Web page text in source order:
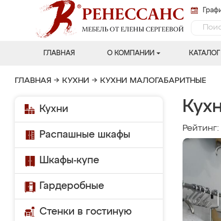
ГЛАВНАЯ О КОМПАНИИ КАТАЛОГ
ГЛАВНАЯ → КУХНИ → КУХНИ МАЛОГАБАРИТНЫЕ
Кухни
Распашные шкафы
Шкафы-купе
Гардеробные
Стенки в гостиную
Рейтинг: